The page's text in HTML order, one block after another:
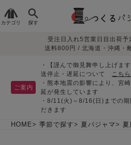
カテゴリ 探す
レディースパ
生地で
さがす
目的別で
さがす
敏感肌用
パジャマ
入院・介護
夏パジャマ特集
受注日入れ5営業日目出荷予
送料800円 / 北海道・沖縄・
ご案内
・【謹んで御見舞申し上げま
送停止・遅延について こちら
・熊本地震の影響により、宮
延が発生しています
・8/11(火)～8/16(日)までの
だきます
HOME 季節で探す 夏パジャマ